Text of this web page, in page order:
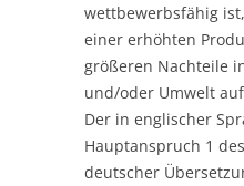
wettbewerbsfähig
einer erhöhten
größeren Nachteile
und/oder Umwelt
Der in englischer
Hauptanspruch 1
deutscher